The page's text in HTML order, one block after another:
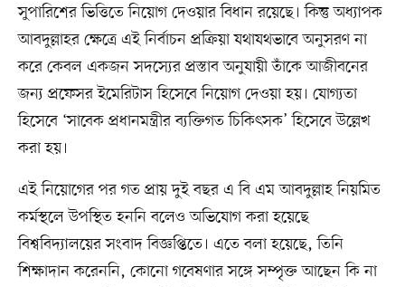
সুপারিশের ভিত্তিতে নিয়োগ দেওয়ার বিধান রয়েছে। কিন্তু অধ্যাপক
আবদুল্লাহর ক্ষেত্রে এই নির্বাচন প্রক্রিয়া যথাযথভাবে অনুসরণ না
করে কেবল একজন সদস্যের প্রস্তাব অনুযায়ী তাঁকে আজীবনের
জন্য প্রফেসর ইমেরিটাস হিসেবে নিয়োগ দেওয়া হয়। যোগ্যতা
হিসেবে ‘সাবেক প্রধানমন্ত্রীর ব্যক্তিগত চিকিৎসক’ হিসেবে উল্লেখ
করা হয়।
এই নিয়োগের পর গত প্রায় দুই বছর এ বি এম আবদুল্লাহ নিয়মিত
কর্মস্থলে উপস্থিত হননি বলেও অভিযোগ করা হয়েছে
বিশ্ববিদ্যালয়ের সংবাদ বিজ্ঞপ্তিতে। এতে বলা হয়েছে, তিনি
শিক্ষাদান করেননি, কোনো গবেষণার সঙ্গে সম্পৃক্ত আছেন কি না